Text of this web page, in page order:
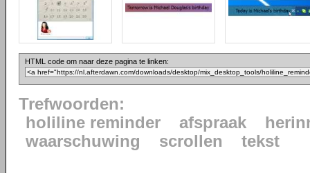
HTML code om naar deze pagina te linken:
Trefwoorden:
holiline reminder
afspraak
waarschuwing
scrollen tekst